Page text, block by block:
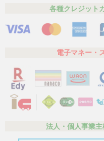
各種クレジット
電子マネー・
法人・個人事業主